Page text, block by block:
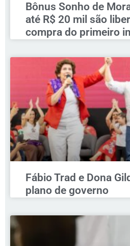
Bônus Sonho de
até R$ 20 mil são
compra do primeiro
Fábio Trad e Dona
plano de governo